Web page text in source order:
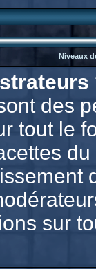
Niveaux
des
tout le
sur